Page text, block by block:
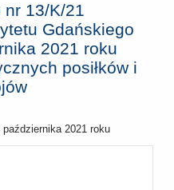
13/K/21
Gdańskiego
2021 roku
posiłków i
października 2021 roku